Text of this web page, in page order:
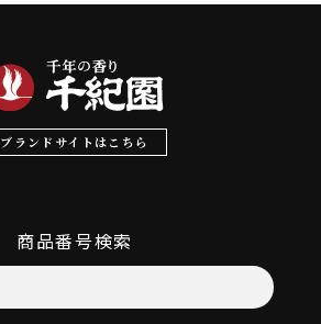
ブランドサイトはこちら
商品番号検索